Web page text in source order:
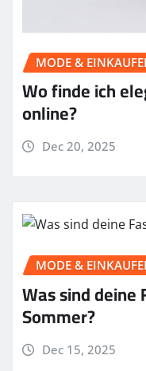
MODE &
Wo finde ich
online?
Dec 20, 2025
MODE &
Was sind deine
Sommer?
Dec 15, 2025